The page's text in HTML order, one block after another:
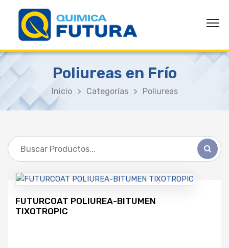
Poliureas en Frío
Inicio > Categorías > Poliureas
FUTURCOAT POLIUREA-BITUMEN
TIXOTROPIC